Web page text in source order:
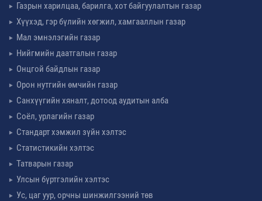
Газрын харилцаа, барилга, хот байгуулалтын газар
Хүүхэд, гэр бүлийн хөгжил, хамгааллын газар
Мал эмнэлэгийн газар
Нийгмийн даатгалын газар
Онцгой байдлын газар
Орон нутгийн өмчийн газар
Санхүүгийн хяналт, дотоод аудитын алба
Соёл, урлагийн газар
Стандарт хэмжил зүйн хэлтэс
Статистикийн хэлтэс
Татварын газар
Улсын бүртгэлийн хэлтэс
Ус, цаг уур, орчны шинжилгээний төв